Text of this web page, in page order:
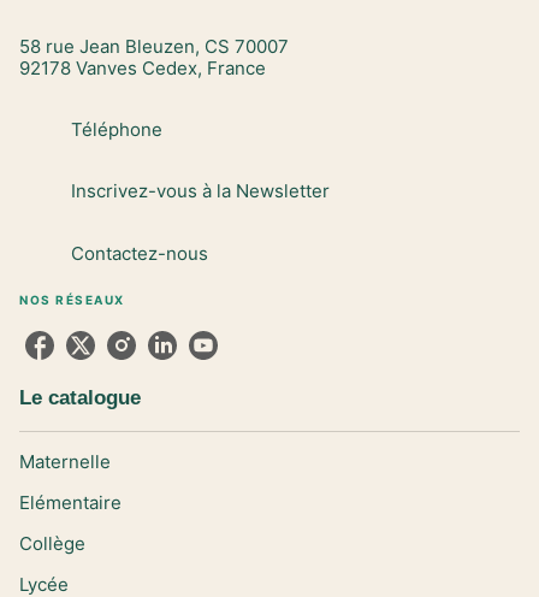
58 rue Jean Bleuzen, CS 70007
92178 Vanves Cedex, France
Téléphone
Inscrivez-vous à la Newsletter
Contactez-nous
NOS RÉSEAUX
Le catalogue
Maternelle
Elémentaire
Collège
Lycée